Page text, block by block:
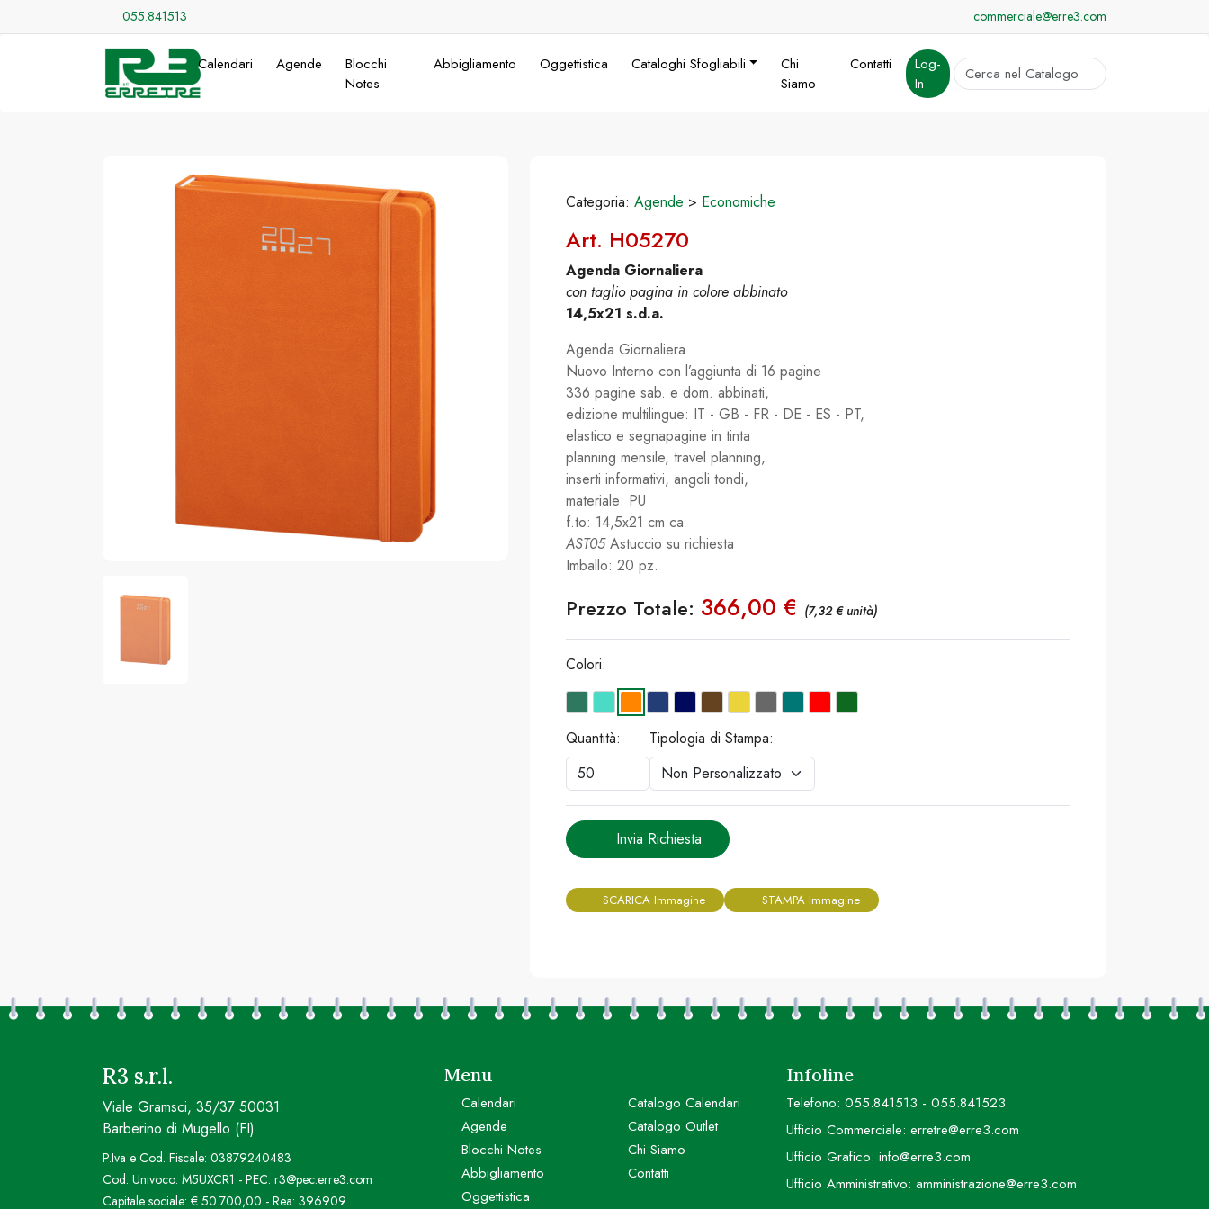
055.841513 commerciale@erre3.com
Calendari Agende
Blocchi
Notes
Abbigliamento Oggettistica Cataloghi Sfogliabili
Chi
Siamo
Contatti
Log-
In
cerca
Categoria: Agende > Economiche
Art. H05270
Agenda Giornaliera
con taglio pagina in colore abbinato
14,5x21 s.d.a.
Agenda Giornaliera
Nuovo Interno con l’aggiunta di 16 pagine
336 pagine sab. e dom. abbinati,
edizione multilingue: IT - GB - FR - DE - ES - PT,
elastico e segnapagine in tinta
planning mensile, travel planning,
inserti informativi, angoli tondi,
materiale: PU
f.to: 14,5x21 cm ca
AST05Astuccio su richiesta
Imballo: 20 pz.
Prezzo Totale: 366,00 € (7,32 € unità)
Colori:
Quantità: Tipologia di Stampa:
Invia Richiesta
SCARICA Immagine STAMPA Immagine
R3 s.r.l.
Viale Gramsci, 35/37 50031
Barberino di Mugello (FI)
P.Iva e Cod. Fiscale: 03879240483
Cod. Univoco: M5UXCR1 - PEC: r3@pec.erre3.com
Capitale sociale: € 50.700,00 - Rea: 396909
Menu
Calendari
Agende
Blocchi Notes
Abbigliamento
Oggettistica
Catalogo Calendari
Catalogo Outlet
Chi Siamo
Contatti
Infoline
Telefono: 055.841513 - 055.841523
Ufficio Commerciale: erretre@erre3.com
Ufficio Grafico: info@erre3.com
Ufficio Amministrativo: amministrazione@erre3.com